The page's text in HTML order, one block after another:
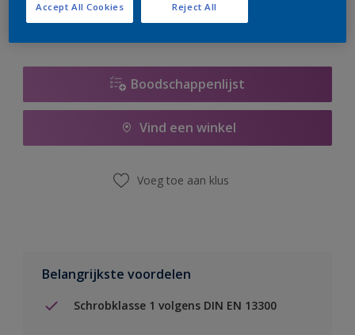
Boodschappenlijst
Vind een winkel
Voeg toe aan klus
Belangrijkste voordelen
Schrobklasse 1 volgens DIN EN 13300
Reject All
Accept All Cookies